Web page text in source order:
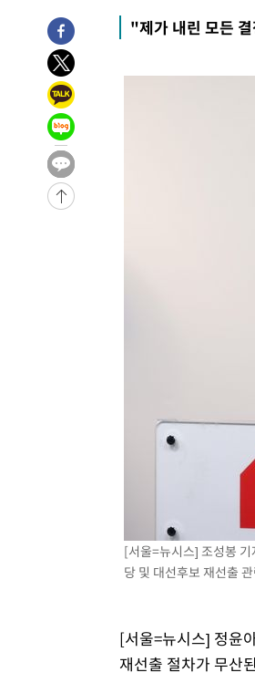
-17947초 전 >
[속보]與 대표 경선 제주·
42.08%·宋 10.17%
-17481초 전 >
이강인 "아틀레티코 이적
것"
-17416초 전 >
-11190초 전 >
-10460초 전 >
틀레티코 이적"
-10242초 전 >
-9211초 전 >
-3156초 전 >
극한폭염 한풀 꺾이지만…'낮
[속보]'압수수색·성접대 논란'
[속보]뉴욕증시 상승 마감
"제가 내린 모든
[서울=뉴시스] 조성봉
당 및 대선후보 재선출
[서울=뉴시스] 정윤
재선출 절차가 무산